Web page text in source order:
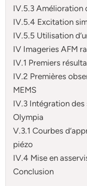
IV.5.3 Amélioration
IV.5.4 Excitation
IV.5.5 Utilisation
IV Imageries AFM
IV.1 Premiers
IV.2 Premières
MEMS
IV.3 Intégration
Olympia
V.3.1 Courbes
piézo
IV.4 Mise en
Conclusion